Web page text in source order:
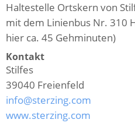
Haltestelle Ortskern von
mit dem Linienbus Nr. 310
hier ca. 45 Gehminuten)
Kontakt
Stilfes
39040 Freienfeld
info@sterzing.com
www.sterzing.com